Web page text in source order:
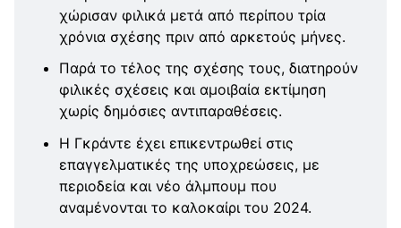
χώρισαν φιλικά μετά από περίπου τρία
χρόνια σχέσης πριν από αρκετούς μήνες.
Παρά το τέλος της σχέσης τους, διατηρούν
φιλικές σχέσεις και αμοιβαία εκτίμηση
χωρίς δημόσιες αντιπαραθέσεις.
Η Γκράντε έχει επικεντρωθεί στις
επαγγελματικές της υποχρεώσεις, με
περιοδεία και νέο άλμπουμ που
αναμένονται το καλοκαίρι του 2024.